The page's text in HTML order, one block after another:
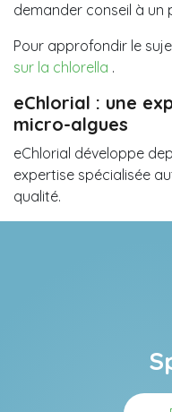
demander conseil à un
Pour approfondir le
sur la chlorella .
eChlorial : une
micro-algues
eChlorial développe
expertise spécialisée
qualité.